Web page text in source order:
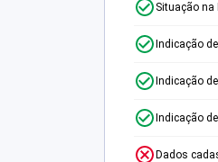
Situação na
Indicação
Indicação
Indicação
Dados